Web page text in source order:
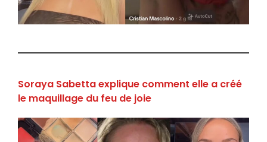
Soraya Sabetta explique comment elle a créé
le maquillage du feu de joie